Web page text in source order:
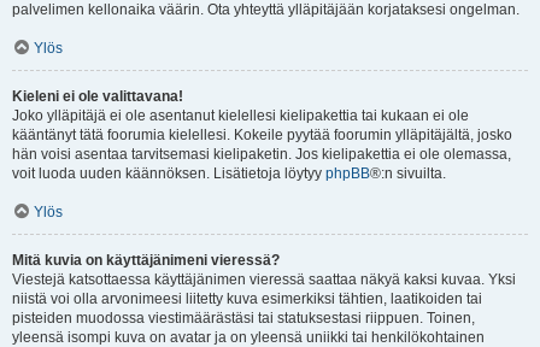
palvelimen kellonaika väärin. Ota yhteyttä ylläpitäjään korjataksesi ongelman.
Ylös
Kieleni ei ole valittavana!
Joko ylläpitäjä ei ole asentanut kielellesi kielipakettia tai kukaan ei ole
kääntänyt tätä foorumia kielellesi. Kokeile pyytää foorumin ylläpitäjältä, josko
hän voisi asentaa tarvitsemasi kielipaketin. Jos kielipakettia ei ole olemassa,
voit luoda uuden käännöksen. Lisätietoja löytyy phpBB®:n sivuilta.
Ylös
Mitä kuvia on käyttäjänimeni vieressä?
Viestejä katsottaessa käyttäjänimen vieressä saattaa näkyä kaksi kuvaa. Yksi
niistä voi olla arvonimeesi liitetty kuva esimerkiksi tähtien, laatikoiden tai
pisteiden muodossa viestimäärästäsi tai statuksestasi riippuen. Toinen,
yleensä isompi kuva on avatar ja on yleensä uniikki tai henkilökohtainen